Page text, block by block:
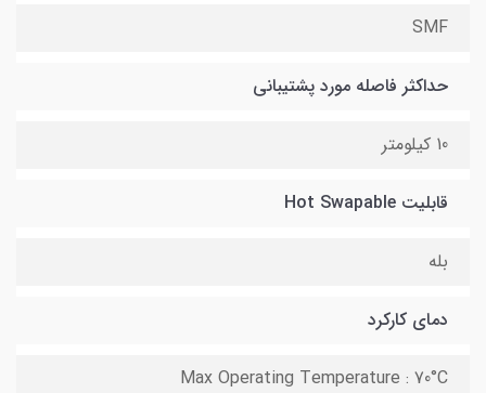
SMF
حداکثر فاصله مورد پشتیبانی
10 کیلومتر
قابلیت Hot Swapable
بله
دمای کارکرد
Max Operating Temperature : 70°C